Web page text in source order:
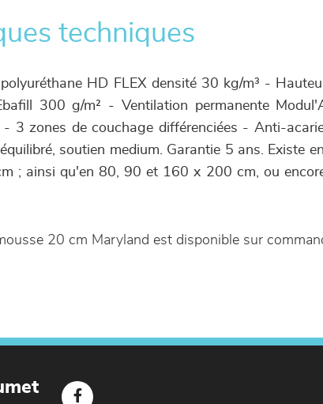
techniques
HD FLEX densité 30 kg/m³ -
300 g/m² - Ventilation permanente
3 zones de couchage différenciées - Anti-
soutien medium. Garantie 5 ans. Existe
; ainsi qu'en 80, 90 et 160 x 200 cm, ou
20 cm Maryland est disponible sur